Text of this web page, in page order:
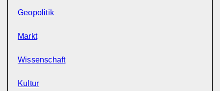
Geopolitik
Markt
Wissenschaft
Kultur